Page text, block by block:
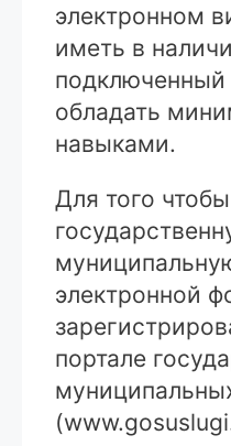
электронном
иметь в
подключенный
обладать
навыками.
Для того
электронной
портале